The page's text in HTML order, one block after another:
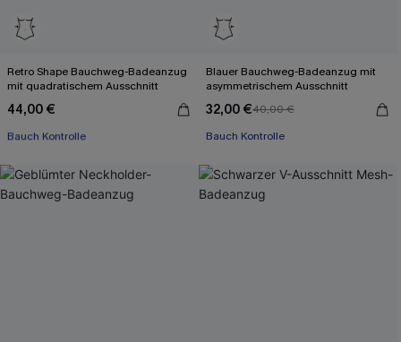
Retro Shape Bauchweg-Badeanzug
mit quadratischem Ausschnitt
44,00 €
Mit Gratis-Maßband
Bauch Kontrolle
Blauer Bauchweg-Badeanzug mit
asymmetrischem Ausschnitt
32,00 €40,00 €
Bauch Kontrolle